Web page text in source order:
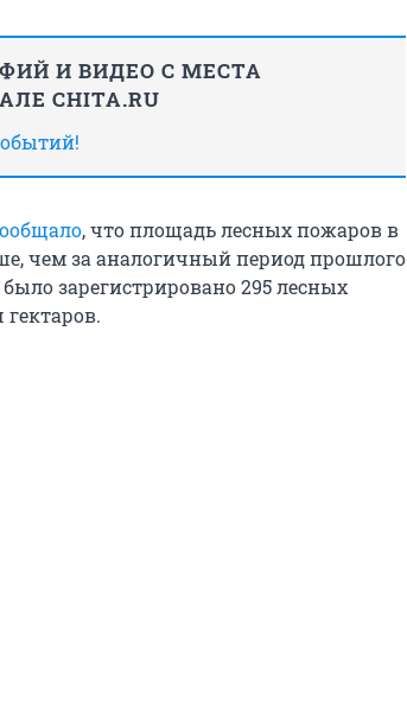
И ВИДЕО С МЕСТА
CHITA.RU
, что площадь лесных пожаров в
чем за аналогичный период прошлого
зарегистрировано 295 лесных